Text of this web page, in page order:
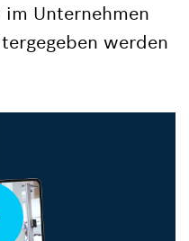
Unternehmen
werden